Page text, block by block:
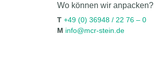
Wo können wir anpacken?
T +49 (0) 36948 / 22 76 – 0
M info@mcr-stein.de